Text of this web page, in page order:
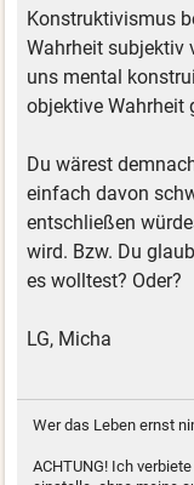
Konstruktivismus
Wahrheit subjektiv
uns mental
objektive Wahrheit
Du wärest
einfach davon
entschließen
wird. Bzw. Du
es wolltest? Oder?
LG, Micha
Wer das Leben ernst
ACHTUNG! Ich